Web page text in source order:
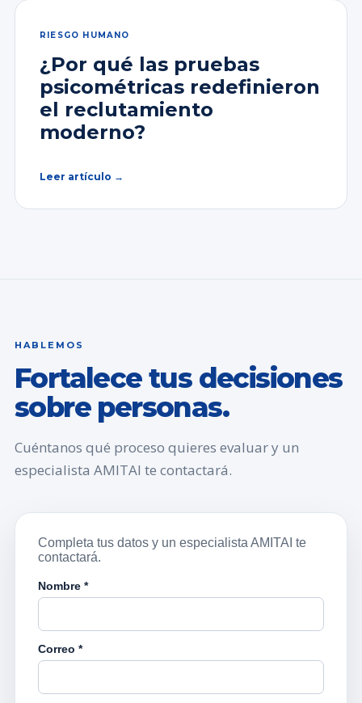
RIESGO HUMANO
¿Por qué las pruebas
psicométricas redefinieron
el reclutamiento
moderno?
Leer artículo →
HABLEMOS
Fortalece tus decisiones
sobre personas.
Cuéntanos qué proceso quieres evaluar y un
especialista AMITAI te contactará.